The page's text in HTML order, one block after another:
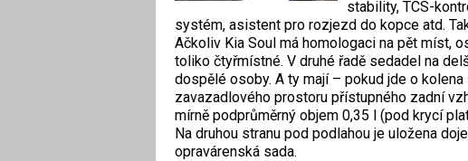
stability, TCS-
systém, asistent pro rozjezd do kopce atd.
Ačkoliv Kia Soul má homologaci na pět míst,
toliko čtyřmístné. V druhé řadě sedadel na
dospělé osoby. A ty mají – pokud jde o kolena
zavazadlového prostoru přístupného zadní
mírně podprůměrný objem 0,35 l (pod krycí
Na druhou stranu pod podlahou je uložena
opravárenská sada.